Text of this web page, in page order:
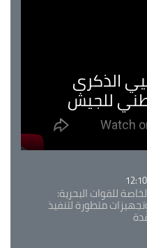
الذكرى
للجيش
للقوات البحرية:
متطورة لتنفيذ